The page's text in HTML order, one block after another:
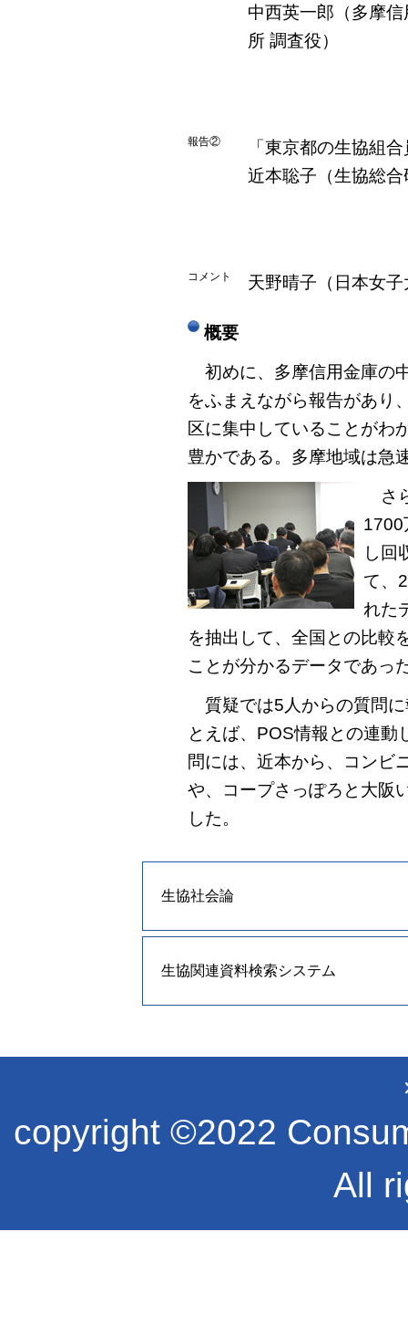
中西英一郎（多摩
所 調査役）
報告②
「東京都の生協組
近本聡子（生協総
コメント 天野晴子（日本女
概要
初めに、多摩信用金庫の
をふまえながら報告があり
区に集中していることがわ
豊かである。多摩地域は急
さ
1700
し回
て、
れた
を抽出して、全国との比較
ことが分かるデータであっ
質疑では5人からの質問
とえば、POS情報との連動
問には、近本から、コンビ
や、コープさっぽろと大阪
した。
生協社会論
生協関連資料検索システム
copyright ©2022
All